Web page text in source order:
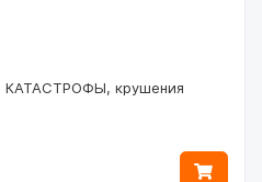
КАТАСТРОФЫ, крушения